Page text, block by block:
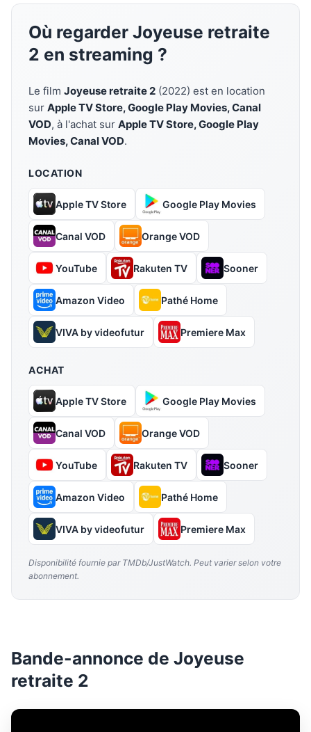
Où regarder Joyeuse retraite
2 en streaming ?
Le film Joyeuse retraite 2 (2022) est en location
sur Apple TV Store, Google Play Movies, Canal
VOD, à l'achat sur Apple TV Store, Google Play
Movies, Canal VOD.
LOCATION
Apple TV Store Google Play Movies
Canal VOD Orange VOD
YouTube Rakuten TV Sooner
Amazon Video Pathé Home
VIVA by videofutur Premiere Max
ACHAT
Apple TV Store Google Play Movies
Canal VOD Orange VOD
YouTube Rakuten TV Sooner
Amazon Video Pathé Home
VIVA by videofutur Premiere Max
Disponibilité fournie par TMDb/JustWatch. Peut varier selon votre
abonnement.
Bande-annonce de Joyeuse
retraite 2